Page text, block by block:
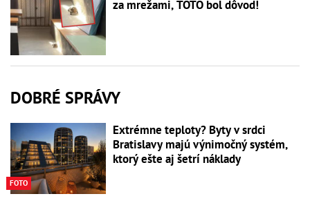
za mrežami, TOTO bol dôvod!
DOBRÉ SPRÁVY
FOTO
Extrémne teploty? Byty v srdci
Bratislavy majú výnimočný systém,
ktorý ešte aj šetrí náklady